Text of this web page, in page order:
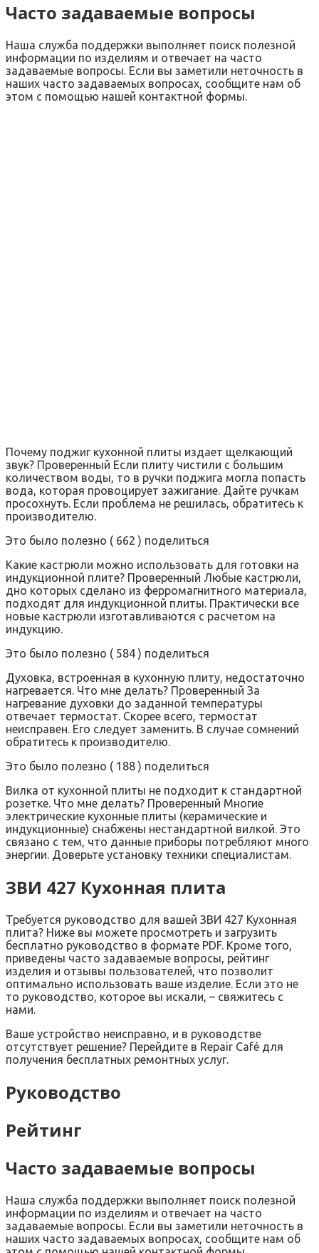
Часто задаваемые вопросы
Наша служба поддержки выполняет поиск полезной
информации по изделиям и отвечает на часто
задаваемые вопросы. Если вы заметили неточность в
наших часто задаваемых вопросах, сообщите нам об
этом с помощью нашей контактной формы.
Почему поджиг кухонной плиты издает щелкающий
звук? Проверенный Если плиту чистили с большим
количеством воды, то в ручки поджига могла попасть
вода, которая провоцирует зажигание. Дайте ручкам
просохнуть. Если проблема не решилась, обратитесь к
производителю.
Это было полезно ( 662 ) поделиться
Какие кастрюли можно использовать для готовки на
индукционной плите? Проверенный Любые кастрюли,
дно которых сделано из ферромагнитного материала,
подходят для индукционной плиты. Практически все
новые кастрюли изготавливаются с расчетом на
индукцию.
Это было полезно ( 584 ) поделиться
Духовка, встроенная в кухонную плиту, недостаточно
нагревается. Что мне делать? Проверенный За
нагревание духовки до заданной температуры
отвечает термостат. Скорее всего, термостат
неисправен. Его следует заменить. В случае сомнений
обратитесь к производителю.
Это было полезно ( 188 ) поделиться
Вилка от кухонной плиты не подходит к стандартной
розетке. Что мне делать? Проверенный Многие
электрические кухонные плиты (керамические и
индукционные) снабжены нестандартной вилкой. Это
связано с тем, что данные приборы потребляют много
энергии. Доверьте установку техники специалистам.
ЗВИ 427 Кухонная плита
Требуется руководство для вашей ЗВИ 427 Кухонная
плита? Ниже вы можете просмотреть и загрузить
бесплатно руководство в формате PDF. Кроме того,
приведены часто задаваемые вопросы, рейтинг
изделия и отзывы пользователей, что позволит
оптимально использовать ваше изделие. Если это не
то руководство, которое вы искали, – свяжитесь с
нами.
Ваше устройство неисправно, и в руководстве
отсутствует решение? Перейдите в Repair Café для
получения бесплатных ремонтных услуг.
Руководство
Рейтинг
Часто задаваемые вопросы
Наша служба поддержки выполняет поиск полезной
информации по изделиям и отвечает на часто
задаваемые вопросы. Если вы заметили неточность в
наших часто задаваемых вопросах, сообщите нам об